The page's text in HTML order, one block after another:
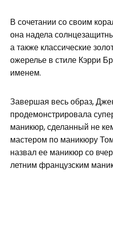
В сочетании со своим
она надела
а также классические
ожерелье в стиле Кэрри
именем.
Завершая весь образ,
продемонстрировала
маникюр, сделанный не
мастером по маникюру
назвал ее маникюр со
летним французским